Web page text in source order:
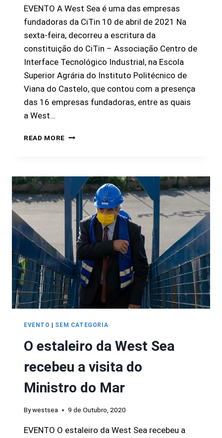
EVENTO A West Sea é uma das empresas
fundadoras da CiTin 10 de abril de 2021 Na
sexta-feira, decorreu a escritura da
constituição do CiTin – Associação Centro de
Interface Tecnológico Industrial, na Escola
Superior Agrária do Instituto Politécnico de
Viana do Castelo, que contou com a presença
das 16 empresas fundadoras, entre as quais
a West…
READ MORE
EVENTO SEM CATEGORIA
O estaleiro da West Sea
recebeu a visita do
Ministro do Mar
Bywestsea 9 de Outubro, 2020
EVENTO O estaleiro da West Sea recebeu a